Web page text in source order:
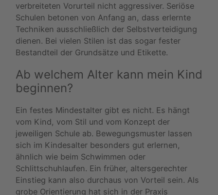
verbreiteten Vorurteil nicht aggressiver. Seriöse
Schulen betonen von Anfang an, dass erlernte
Techniken ausschließlich der Selbstverteidigung
dienen. Bei vielen Stilen ist das sogar fester
Bestandteil der Grundsätze und Etikette.
Ab welchem Alter kann mein Kind
beginnen?
Ein festes Mindestalter gibt es nicht. Es hängt
vom Kind, vom Stil und vom Konzept der
jeweiligen Schule ab. Bewegungsmuster lassen
sich im Kindesalter besonders gut erlernen,
ähnlich wie beim Schwimmen oder
Schlittschuhlaufen. Ein früher, altersgerechter
Einstieg kann also durchaus von Vorteil sein. Als
grobe Orientierung hat sich in der Praxis